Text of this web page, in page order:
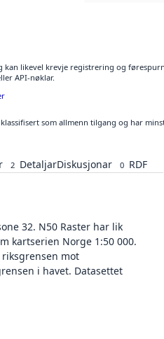
kan likevel krevje registrering og
API-nøklar.
som allmenn tilgang og har
2 DetaljarDiskusjonar 0 RDF
32. N50 Raster har lik
kartserien Norge 1:50 000.
riksgrensen mot
i havet. Datasettet